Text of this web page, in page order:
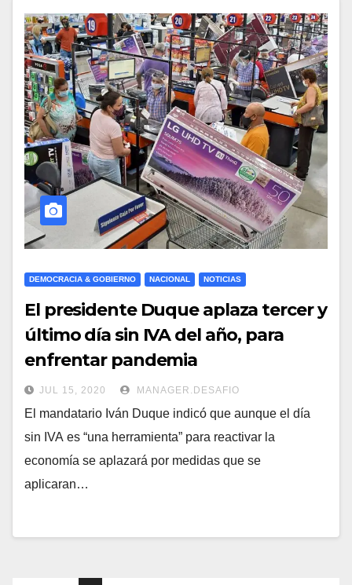
DEMOCRACIA & GOBIERNO NACIONAL NOTICIAS
El presidente Duque aplaza tercer y
último día sin IVA del año, para
enfrentar pandemia
JUL 15, 2020 MANAGER.DESAFIO
El mandatario Iván Duque indicó que aunque el día
sin IVA es “una herramienta” para reactivar la
economía se aplazará por medidas que se
aplicaran…